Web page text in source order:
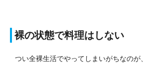
裸の状態で料理はしない
つい全裸生活でやってしまいがちなのが